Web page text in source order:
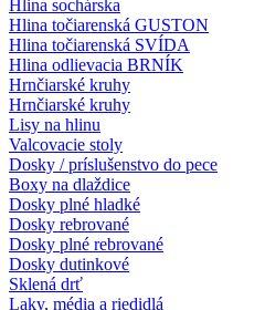
Hlina sochárska
Hlina točiarenská GUSTON
Hlina točiarenská SVÍDA
Hlina odlievacia BRNÍK
Hrnčiarské kruhy
Hrnčiarské kruhy
Lisy na hlinu
Valcovacie stoly
Dosky / príslušenstvo do pece
Boxy na dlaždice
Dosky plné hladké
Dosky rebrované
Dosky plné rebrované
Dosky dutinkové
Sklená drť
Laky, média a riedidlá